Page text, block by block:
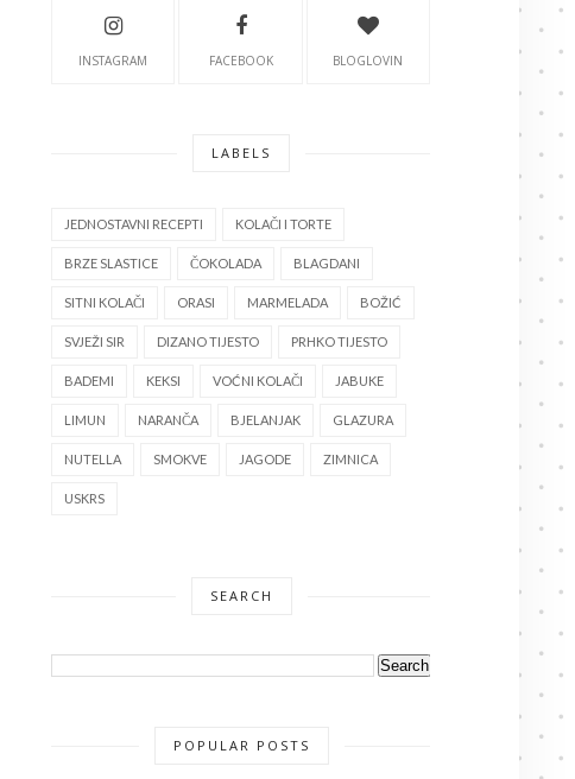
INSTAGRAM FACEBOOK BLOGLOVIN
LABELS
JEDNOSTAVNI RECEPTI KOLAČI I TORTE
BRZE SLASTICE ČOKOLADA BLAGDANI
SITNI KOLAČI ORASI MARMELADA BOŽIĆ
SVJEŽI SIR DIZANO TIJESTO PRHKO TIJESTO
BADEMI KEKSI VOĆNI KOLAČI JABUKE
LIMUN NARANČA BJELANJAK GLAZURA
NUTELLA SMOKVE JAGODE ZIMNICA
USKRS
SEARCH
POPULAR POSTS